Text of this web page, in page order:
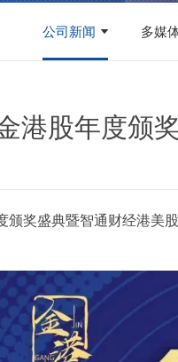
公司新闻 多媒
港股年度颁
奖盛典暨智通财经港美